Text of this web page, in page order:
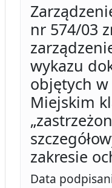
nr 574/03
wykazu
objętych w
Miejskim
zakresie
Data